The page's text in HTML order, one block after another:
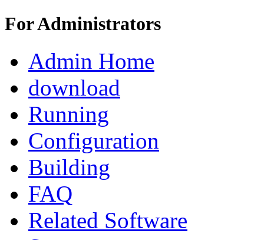
For Administrators
Admin Home
download
Running
Configuration
Building
FAQ
Related Software